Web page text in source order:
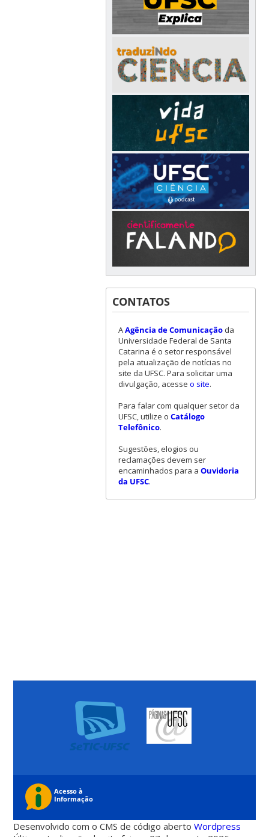
CONTATOS
AAgência de Comunicaçãoda
Universidade Federal de Santa
Catarina é o setor responsável
pela atualização de notícias no
site da UFSC. Para solicitar uma
divulgação, acesse o site.
Para falar com qualquer setor da
UFSC, utilize o Catálogo
Telefônico.
Sugestões, elogios ou
reclamações devem ser
encaminhados para a Ouvidoria
da UFSC.
Desenvolvido com o CMS de código abertoWordpress